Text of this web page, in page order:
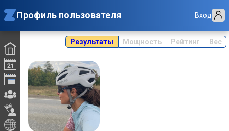
Профиль пользователя Вход
Результаты Мощность Рейтинг Вес